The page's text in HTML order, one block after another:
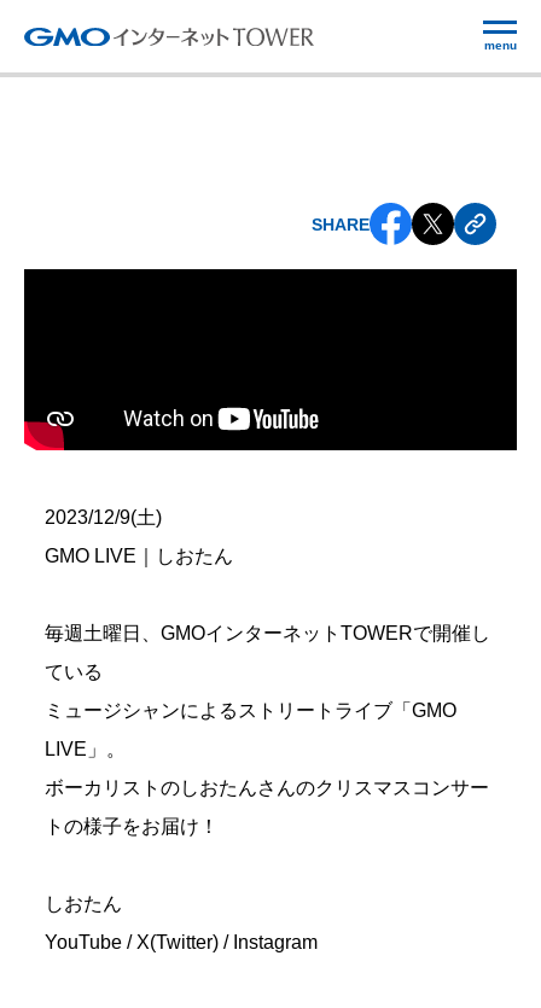
menu
SHARE
2023/12/9(土)
GMO LIVE｜しおたん
毎週土曜日、GMOインターネットTOWERで開催し
ている
ミュージシャンによるストリートライブ「GMO
LIVE」。
ボーカリストのしおたんさんのクリスマスコンサー
トの様子をお届け！
しおたん
YouTube / X(Twitter) / Instagram